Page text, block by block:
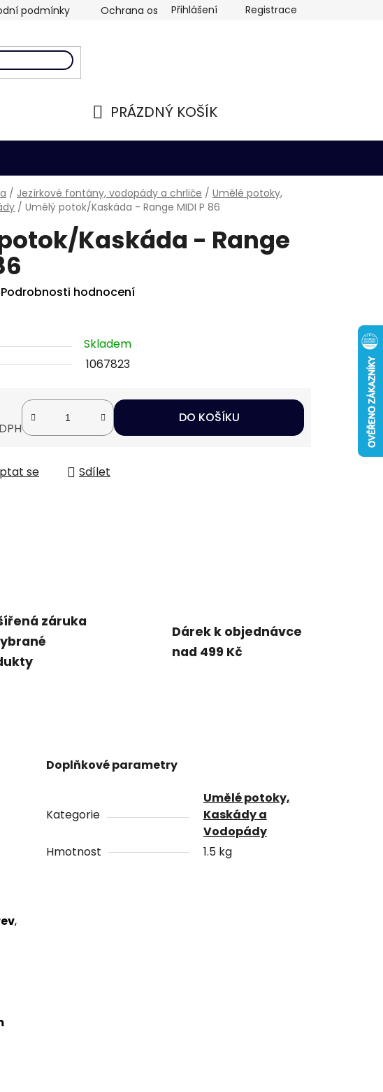
podmínky Ochrana osobních údajů
Přihlášení Registrace
PRÁZDNÝ KOŠÍK
/ Jezírkové fontány, vodopády a chrliče / Umělé potoky,
/ Umělý potok/Kaskáda - Range MIDI P 86
Kaskáda - Range
Podrobnosti hodnocení
Skladem
1067823
DO KOŠÍKU
se Sdílet
záruka
Dárek k objednávce
nad 499 Kč
,
Doplňkové parametry
Kategorie
Umělé potoky,
Kaskády a
Vodopády
Hmotnost
1.5 kg